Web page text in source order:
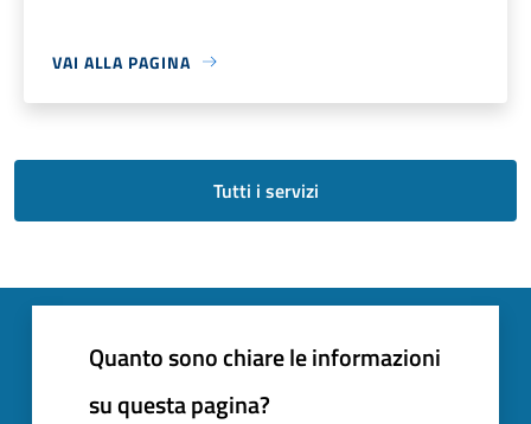
VAI ALLA PAGINA
Tutti i servizi
Quanto sono chiare le informazioni
su questa pagina?